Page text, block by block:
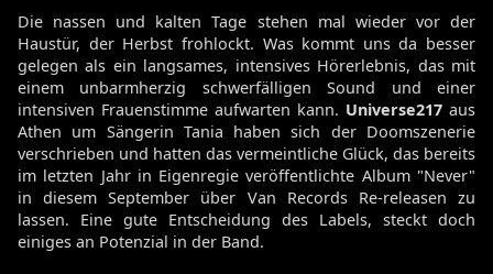
Die nassen und kalten Tage stehen mal wieder vor der
Haustür, der Herbst frohlockt. Was kommt uns da besser
gelegen als ein langsames, intensives Hörerlebnis, das mit
einem unbarmherzig schwerfälligen Sound und einer
intensiven Frauenstimme aufwarten kann. Universe217 aus
Athen um Sängerin Tania haben sich der Doomszenerie
verschrieben und hatten das vermeintliche Glück, das bereits
im letzten Jahr in Eigenregie veröffentlichte Album "Never"
in diesem September über Van Records Re-releasen zu
lassen. Eine gute Entscheidung des Labels, steckt doch
einiges an Potenzial in der Band.